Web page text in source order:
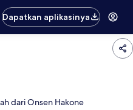
Dapatkan aplikasinya
dari Onsen Hakone